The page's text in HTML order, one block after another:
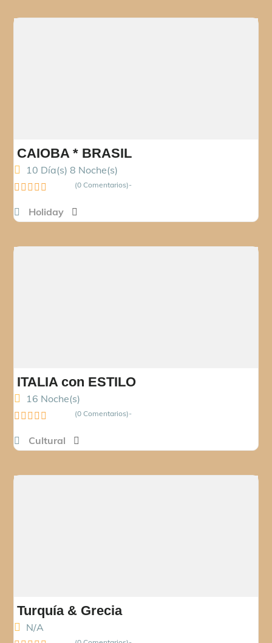
CAIOBA * BRASIL
10 Día(s) 8 Noche(s)
o
u
o
(0 Comentarios)
Holiday
ITALIA con ESTILO
16 Noche(s)
o
u
o
(0 Comentarios)
Cultural
Turquía & Grecia
N/A